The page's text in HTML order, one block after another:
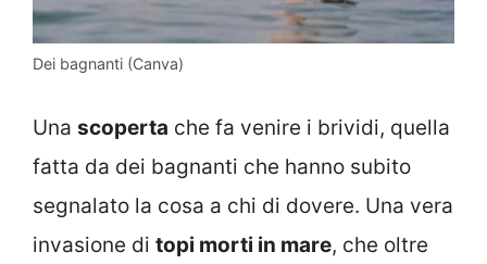
Dei bagnanti (Canva)
Una scoperta che fa venire i brividi, quella
fatta da dei bagnanti che hanno subito
segnalato la cosa a chi di dovere. Una vera
invasione di topi morti in mare, che oltre